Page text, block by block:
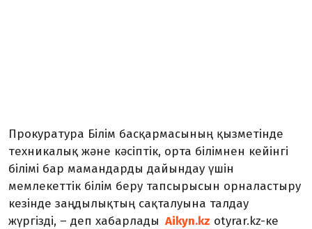
Прокуратура Білім басқармасының қызметінде
техникалық және кәсіптік, орта білімнен кейінгі
білімі бар мамандарды дайындау үшін
мемлекеттік білім беру тапсырысын орналастыру
кезінде заңдылықтың сақталуына талдау
жүргізді, – деп хабарлады Aikyn.kz otyrar.kz-ке